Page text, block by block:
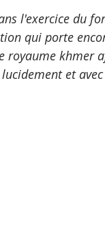
l'exercice du
qui porte
royaume
et